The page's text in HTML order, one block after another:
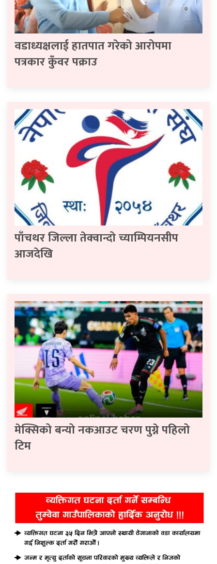
वडाध्यक्षलाई हातपात गरेको आरोपमा
पत्रकार कुँवर पक्राउ
पाँचथर जिल्ला तेक्वान्दो च्याम्पियनसीप
आजदेखि
मेक्सिको बन्यो नकआउट चरण पुग्ने पहिलो
टिम